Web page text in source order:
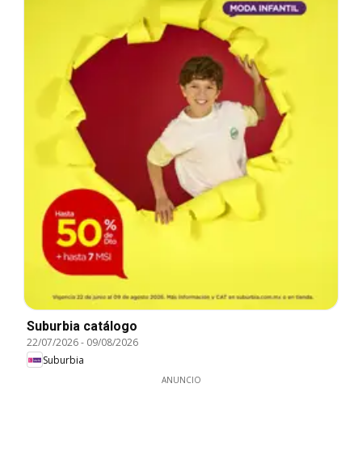
Suburbia catálogo
22/07/2026- 09/08/2026
Suburbia
ANUNCIO